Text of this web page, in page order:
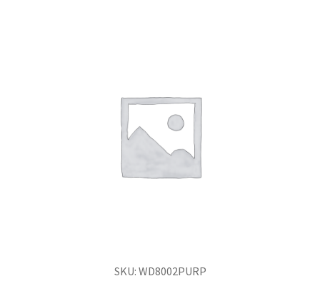
SKU: WD8002PURP